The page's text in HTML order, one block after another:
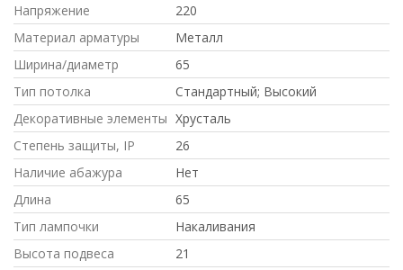
Напряжение
220
Материал арматуры
Металл
Ширина/диаметр
65
Тип потолка
Стандартный; Высокий
Декоративные элементы Хрусталь
Степень защиты, IP
26
Наличие абажура
Нет
Длина
65
Тип лампочки
Накаливания
Высота подвеса
21